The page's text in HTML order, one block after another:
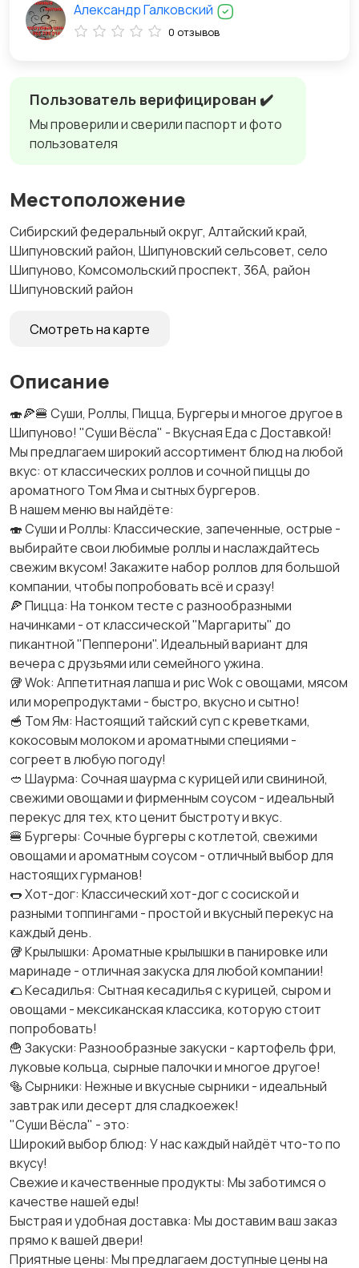
Пользователь верифицирован ✔️
Мы проверили и сверили паспорт и фото
пользователя
Местоположение
Сибирский федеральный округ, Алтайский край,
Шипуновский район, Шипуновский сельсовет, село
Шипуново, Комсомольский проспект, 36А, район
Шипуновский район
Смотреть на карте
Описание
🍣🍕🍔 Суши, Роллы, Пицца, Бургеры и многое другое в
Шипуново! "Суши Вёсла" - Вкусная Еда с Доставкой!
Мы предлагаем широкий ассортимент блюд на любой
вкус: от классических роллов и сочной пиццы до
ароматного Том Яма и сытных бургеров.
В нашем меню вы найдёте:
🍣 Суши и Роллы: Классические, запеченные, острые -
выбирайте свои любимые роллы и наслаждайтесь
свежим вкусом! Закажите набор роллов для большой
компании, чтобы попробовать всё и сразу!
🍕 Пицца: На тонком тесте с разнообразными
начинками - от классической "Маргариты" до
пикантной "Пепперони". Идеальный вариант для
вечера с друзьями или семейного ужина.
🥡 Wok: Аппетитная лапша и рис Wok с овощами, мясом
или морепродуктами - быстро, вкусно и сытно!
🥣 Том Ям: Настоящий тайский суп с креветками,
кокосовым молоком и ароматными специями -
согреет в любую погоду!
🥙 Шаурма: Сочная шаурма с курицей или свининой,
свежими овощами и фирменным соусом - идеальный
перекус для тех, кто ценит быстроту и вкус.
🍔 Бургеры: Сочные бургеры с котлетой, свежими
овощами и ароматным соусом - отличный выбор для
настоящих гурманов!
🌭 Хот-дог: Классический хот-дог с сосиской и
разными топпингами - простой и вкусный перекус на
каждый день.
🥡 Крылышки: Ароматные крылышки в панировке или
маринаде - отличная закуска для любой компании!
🌮 Кесадилья: Сытная кесадилья с курицей, сыром и
овощами - мексиканская классика, которую стоит
попробовать!
🍟 Закуски: Разнообразные закуски - картофель фри,
луковые кольца, сырные палочки и многое другое!
🥯 Сырники: Нежные и вкусные сырники - идеальный
завтрак или десерт для сладкоежек!
"Суши Вёсла" - это:
Широкий выбор блюд: У нас каждый найдёт что-то по
вкусу!
Свежие и качественные продукты: Мы заботимся о
качестве нашей еды!
Быстрая и удобная доставка: Мы доставим ваш заказ
прямо к вашей двери!
Приятные цены: Мы предлагаем доступные цены на
Александр Галковский
0 отзывов